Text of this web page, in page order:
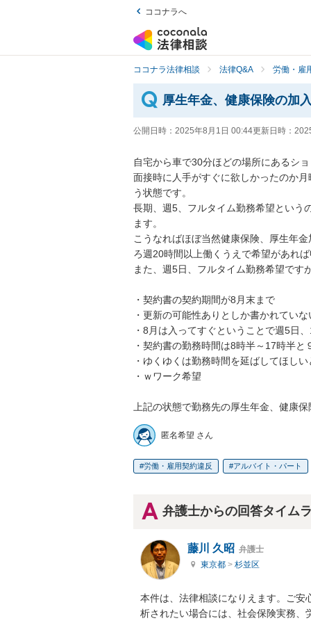
ココナラへ
ココナラ法律相談 法律Q&A 労働・雇
厚生年金、健康保険の加
公開日時： 2025年8月1日 00:44更新日時：
自宅から車で30分ほどの場所にあるシ
面接時に人手がすぐに欲しかったのか
う状態です。
長期、週5、フルタイム勤務希望という
ます。
こうなればほぼ当然健康保険、厚生年
ろ週20時間以上働くうえで希望があれ
また、週5日、フルタイム勤務希望です
・契約書の契約期間が8月末まで
・更新の可能性ありとしか書かれていな
・8月は入ってすぐということで週5日
・契約書の勤務時間は8時半～17時半
・ゆくゆくは勤務時間を延ばしてほし
・ｗワーク希望
上記の状態で勤務先の厚生年金、健康
匿名希望 さん
労働・雇用契約違反 アルバイト・パート
弁護士からの回答タイム
藤川 久昭 弁護士
東京都 > 杉並区
本件は、法律相談になりえます。ご
析されたい場合には、社会保険実務